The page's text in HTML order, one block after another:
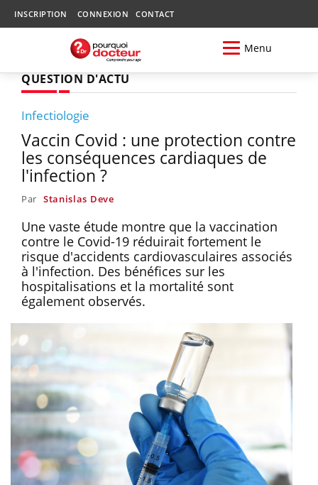
INSCRIPTION CONNEXION CONTACT
Menu
QUESTION D'ACTU
Infectiologie
Vaccin Covid : une protection contre
les conséquences cardiaques de
l'infection ?
Par Stanislas Deve
Une vaste étude montre que la vaccination
contre le Covid-19 réduirait fortement le
risque d'accidents cardiovasculaires associés
à l'infection. Des bénéfices sur les
hospitalisations et la mortalité sont
également observés.